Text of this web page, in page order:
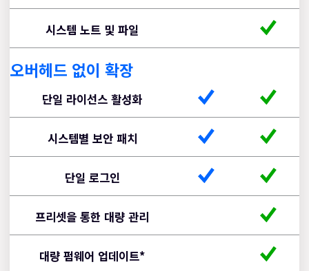
시스템 노트 및 파일
오버헤드 없이 확장
SYS
Reflect
SYS
Reflect
PLUS
단일 라이선스 활성화
시스템별 보안 패치
단일 로그인
프리셋을 통한 대량 관리
대량 펌웨어 업데이트*